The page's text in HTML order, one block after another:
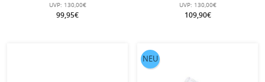
UVP: 130,00€
99,95€
UVP: 130,00€
109,90€
NEU